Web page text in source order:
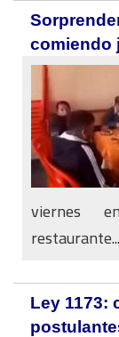
comiendo
viernes
restaurante...
Ley 1173: